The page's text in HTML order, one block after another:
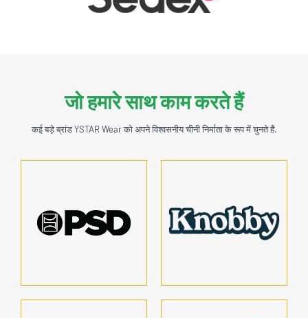
जो हमारे साथ काम करते हैं
कई बड़े ब्रांड YSTAR Wear को अपने विश्वसनीय चीनी निर्माता के रूप में चुनते हैं.